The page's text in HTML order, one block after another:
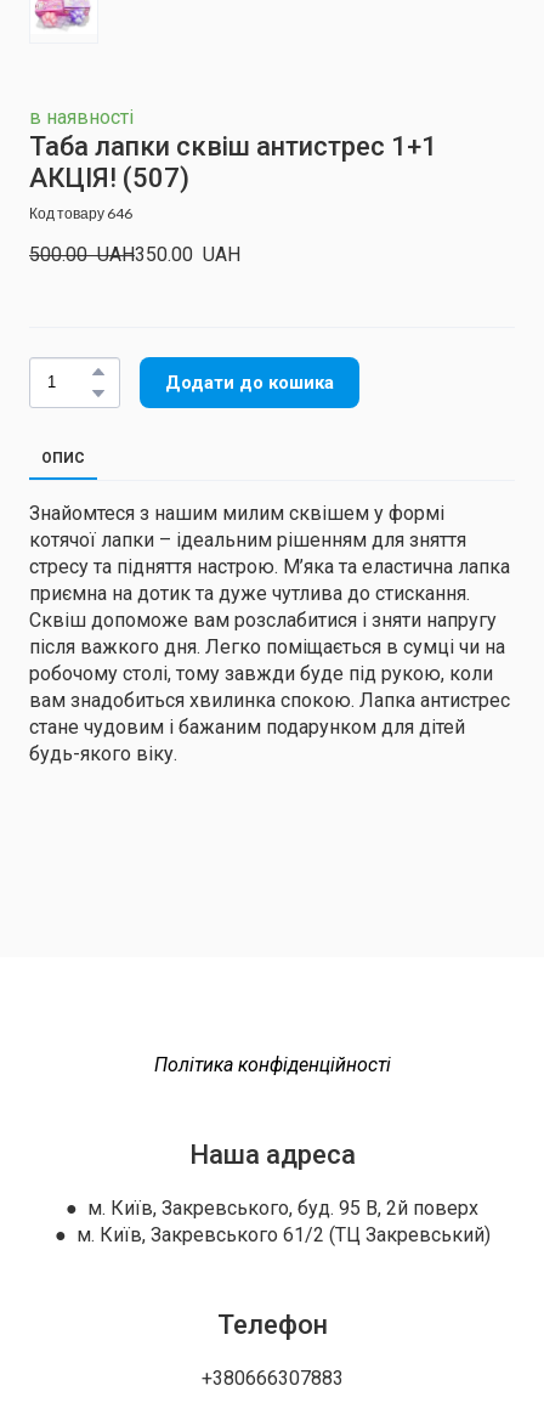
в наявності
Таба лапки сквіш антистрес 1+1
АКЦІЯ! (507)
Код товару 646
500.00  UAH350.00  UAH
Додати до кошика
ОПИС
Знайомтеся з нашим милим сквішем у формі
котячої лапки – ідеальним рішенням для зняття
стресу та підняття настрою. М’яка та еластична лапка
приємна на дотик та дуже чутлива до стискання.
Сквіш допоможе вам розслабитися і зняти напругу
після важкого дня. Легко поміщається в сумці чи на
робочому столі, тому завжди буде під рукою, коли
вам знадобиться хвилинка спокою. Лапка антистрес
стане чудовим і бажаним подарунком для дітей
будь-якого віку.
Політика конфіденційності
Наша адреса
● м. Київ, Закревського, буд. 95 В, 2й поверх
● м. Київ, Закревського 61/2 (ТЦ Закревський)
Телефон
+380666307883